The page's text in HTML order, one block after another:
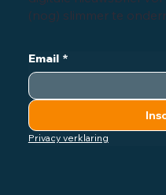
(nog) slimmer te
Email *
Privacy verklaring